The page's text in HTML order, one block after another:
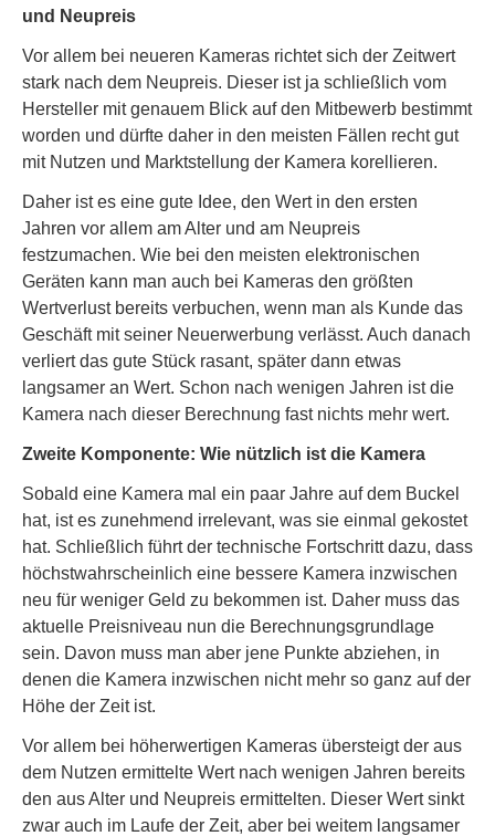
und Neupreis
Vor allem bei neueren Kameras richtet sich der Zeitwert
stark nach dem Neupreis. Dieser ist ja schließlich vom
Hersteller mit genauem Blick auf den Mitbewerb bestimmt
worden und dürfte daher in den meisten Fällen recht gut
mit Nutzen und Marktstellung der Kamera korellieren.
Daher ist es eine gute Idee, den Wert in den ersten
Jahren vor allem am Alter und am Neupreis
festzumachen. Wie bei den meisten elektronischen
Geräten kann man auch bei Kameras den größten
Wertverlust bereits verbuchen, wenn man als Kunde das
Geschäft mit seiner Neuerwerbung verlässt. Auch danach
verliert das gute Stück rasant, später dann etwas
langsamer an Wert. Schon nach wenigen Jahren ist die
Kamera nach dieser Berechnung fast nichts mehr wert.
Zweite Komponente: Wie nützlich ist die Kamera
Sobald eine Kamera mal ein paar Jahre auf dem Buckel
hat, ist es zunehmend irrelevant, was sie einmal gekostet
hat. Schließlich führt der technische Fortschritt dazu, dass
höchstwahrscheinlich eine bessere Kamera inzwischen
neu für weniger Geld zu bekommen ist. Daher muss das
aktuelle Preisniveau nun die Berechnungsgrundlage
sein. Davon muss man aber jene Punkte abziehen, in
denen die Kamera inzwischen nicht mehr so ganz auf der
Höhe der Zeit ist.
Vor allem bei höherwertigen Kameras übersteigt der aus
dem Nutzen ermittelte Wert nach wenigen Jahren bereits
den aus Alter und Neupreis ermittelten. Dieser Wert sinkt
zwar auch im Laufe der Zeit, aber bei weitem langsamer